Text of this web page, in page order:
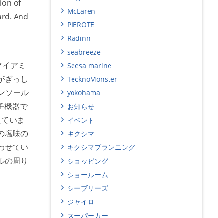
of
And
アミ
ぎっし
ソール
機器で
いま
塩味の
せてい
の周り
McLaren
PIEROTE
Radinn
seabreeze
Seesa marine
TecknoMonster
yokohama
お知らせ
イベント
キクシマ
キクシマプランニング
ショッピング
ショールーム
シーブリーズ
ジャイロ
スーパーカー